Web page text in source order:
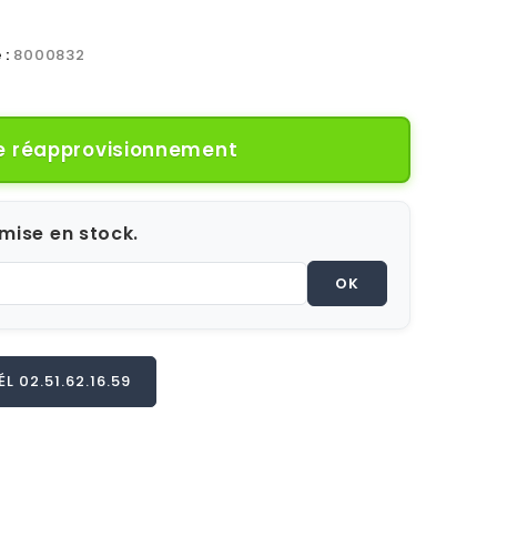
: 8000832
réapprovisionnement
en stock.
OK
02.51.62.16.59